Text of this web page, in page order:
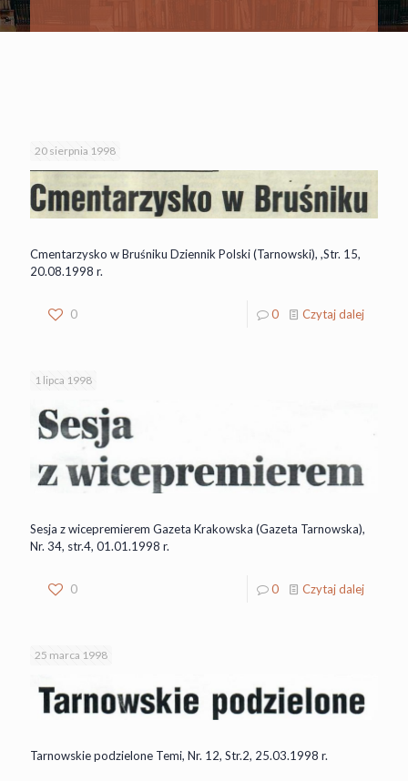
20 sierpnia 1998
Cmentarzysko w Bruśniku Dziennik Polski (Tarnowski), ,Str. 15,
20.08.1998 r.
0 0 Czytaj dalej
1 lipca 1998
Sesja z wicepremierem Gazeta Krakowska (Gazeta Tarnowska),
Nr. 34, str.4, 01.01.1998 r.
0 0 Czytaj dalej
25 marca 1998
Tarnowskie podzielone Temi, Nr. 12, Str.2, 25.03.1998 r.